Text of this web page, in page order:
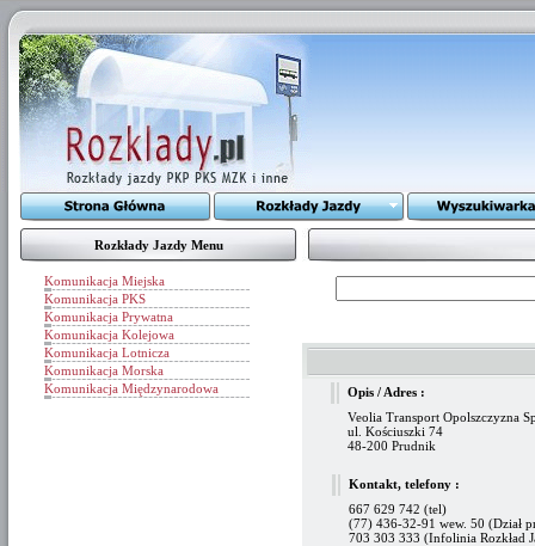
Rozkłady Jazdy Menu
Komunikacja Miejska
Komunikacja PKS
Komunikacja Prywatna
Komunikacja Kolejowa
Komunikacja Lotnicza
Komunikacja Morska
Komunikacja Międzynarodowa
Opis / Adres :
Veolia Transport Opolszczyzna
ul. Kościuszki 74
48-200 Prudnik
Kontakt, telefony :
667 629 742 (tel)
(77) 436-32-91 wew. 50 (Dział
703 303 333 (Infolinia Rozkład